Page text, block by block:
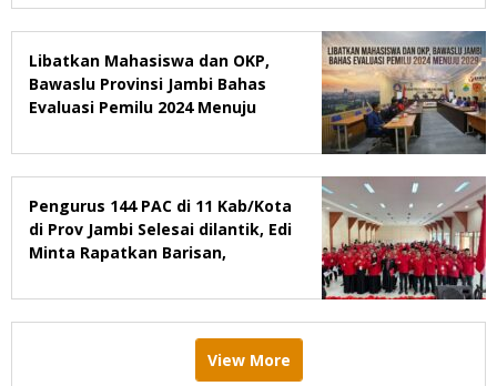
Libatkan Mahasiswa dan OKP,
Bawaslu Provinsi Jambi Bahas
Evaluasi Pemilu 2024 Menuju
Pengurus 144 PAC di 11 Kab/Kota
di Prov Jambi Selesai dilantik, Edi
Minta Rapatkan Barisan,
View More